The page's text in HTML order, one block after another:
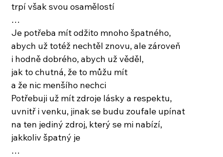
trpí však svou osamělostí
…
Je potřeba mít odžito mnoho špatného,
abych už totéž nechtěl znovu, ale zároveň
i hodně dobrého, abych už věděl,
jak to chutná, že to můžu mít
a že nic menšího nechci
Potřebuji už mít zdroje lásky a respektu,
uvnitř i venku, jinak se budu zoufale upínat
na ten jediný zdroj, který se mi nabízí,
jakkoliv špatný je
…